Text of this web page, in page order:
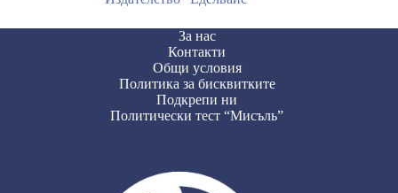
За нас
Контакти
Общи условия
Политика за бисквитките
Подкрепи ни
Политически тест “Мисъль”